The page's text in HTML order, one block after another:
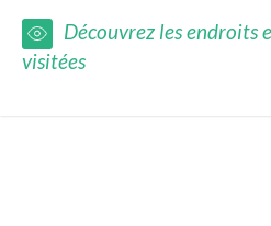
Découvrez les endroits
visitées